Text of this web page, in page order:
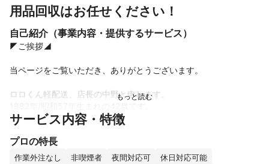
用品回収はお任せください！
自己紹介（事業内容・提供するサービス）
◤ご挨拶◢
当ページをご覧いただき、ありがとうございます。
ロロくん軽配送、店長の中野と申します。
妻の故郷である福津市に移住して今年で3年目です。
サービス内容・特徴
プロの特長
作業外注なし 非喫煙者 夜間対応可
休日対応可能